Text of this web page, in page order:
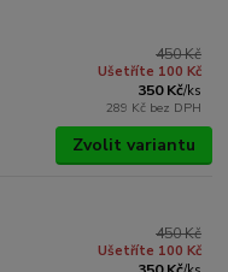
450 Kč
Ušetříte 100 Kč
350 Kč/ks
289 Kč bez DPH
Zvolit variantu
450 Kč
Ušetříte 100 Kč